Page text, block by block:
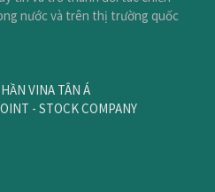
nước và trên thị trường quốc
VINA TÂN Á
- STOCK COMPANY